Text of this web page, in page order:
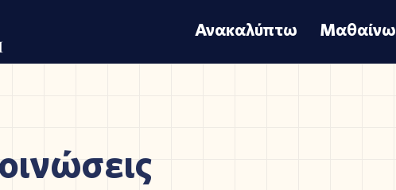
Ανακαλύπτω Μαθαίνω